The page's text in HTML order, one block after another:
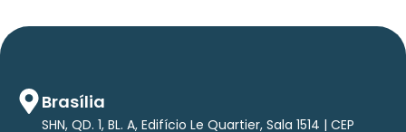
Brasília
SHN, QD. 1, BL. A, Edifício Le Quartier, Sala 1514 | CEP